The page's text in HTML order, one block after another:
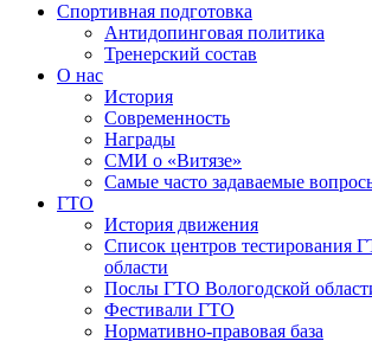
Спортивная подготовка
Антидопинговая политика
Тренерский состав
О нас
История
Современность
Награды
СМИ о «Витязе»
Самые часто задаваемые
ГТО
История движения
Список центров тестирования
области
Послы ГТО Вологодской
Фестивали ГТО
Нормативно-правовая база